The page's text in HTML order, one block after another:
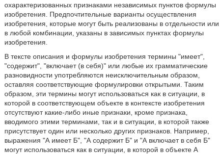
охарактеризованных признаками независимых пунктов формулы
изобретения. Предпочтительные варианты осуществления
изобретения, которые могут быть реализованы в отдельности или
в любой комбинации, указаны в зависимых пунктах формулы
изобретения.
В тексте описания и формулы изобретения термины "имеет",
"содержит", "включает (в себя)" или любые их грамматические
разновидности употребляются неисключительным образом,
оставляя соответствующие формулировки открытыми. Таким
образом, эти термины могут использоваться как в ситуации, в
которой в соответствующем объекте в контексте изобретения
отсутствуют какие-либо иные признаки, кроме признака,
вводимого этими терминами, так и в ситуации, в которой также
присутствует один или несколько других признаков. Например,
выражения "А имеет Б", "А содержит Б" и "А включает в себя Б"
могут использоваться как в ситуации, в которой в объекте А